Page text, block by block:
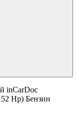
inCarDoc
Hp) Бензин